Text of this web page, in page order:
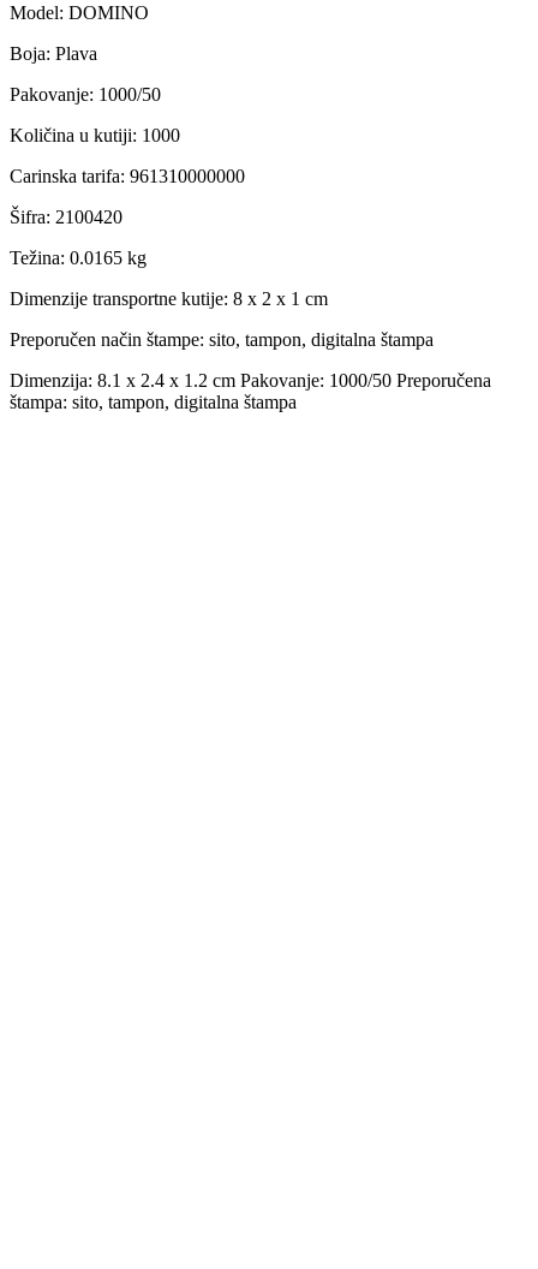
Model: DOMINO
Boja: Plava
Pakovanje: 1000/50
Količina u kutiji: 1000
Carinska tarifa: 961310000000
Šifra: 2100420
Težina: 0.0165 kg
Dimenzije transportne kutije: 8 x 2 x 1 cm
Preporučen način štampe: sito, tampon, digitalna štampa
Dimenzija: 8.1 x 2.4 x 1.2 cm Pakovanje: 1000/50 Preporučena
štampa: sito, tampon, digitalna štampa